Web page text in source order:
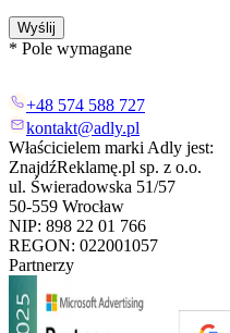
Wyślij
* Pole wymagane
+48 574 588 727
kontakt@adly.pl
Właścicielem marki Adly jest:
ZnajdźReklamę.pl sp. z o.o.
ul. Świeradowska 51/57
50-559 Wrocław
NIP: 898 22 01 766
REGON: 022001057
Partnerzy